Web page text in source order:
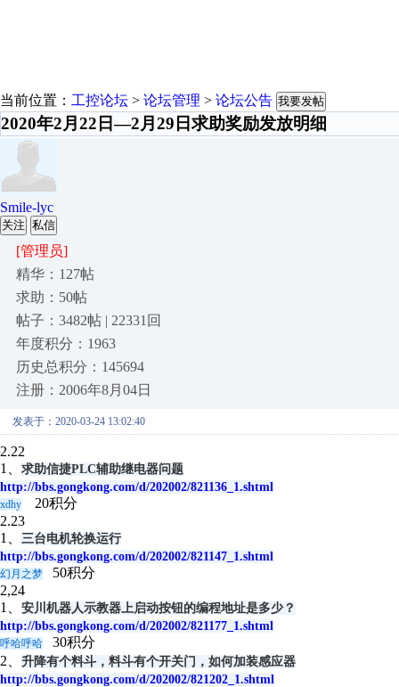
当前位置： 工控论坛 > 论坛管理 > 论坛公告 我要发帖
2020年2月22日—2月29日求助奖励发放明细
Smile-lyc
关注 私信
[管理员]
精华：127帖
求助：50帖
帖子：3482帖 | 22331回
年度积分：1963
历史总积分：145694
注册：2006年8月04日
发表于：2020-03-24 13:02:40
2.22
1、 求助信捷PLC辅助继电器问题
http://bbs.gongkong.com/d/202002/821136_1.shtml
xdhy
20积分
2.23
1、 三台电机轮换运行
http://bbs.gongkong.com/d/202002/821147_1.shtml
幻月之梦
50积分
2,24
1、 安川机器人示教器上启动按钮的编程地址是多少？
http://bbs.gongkong.com/d/202002/821177_1.shtml
呼哈呼哈
30积分
2、 升降有个料斗，料斗有个开关门，如何加装感应器
http://bbs.gongkong.com/d/202002/821202_1.shtml